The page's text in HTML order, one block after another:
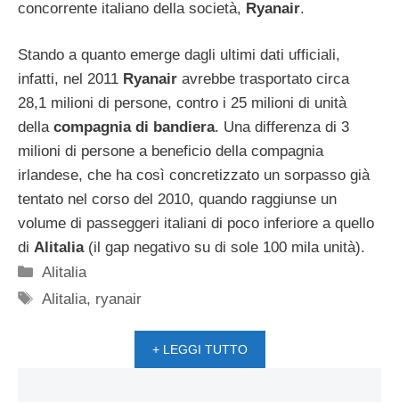
concorrente italiano della società, Ryanair.
Stando a quanto emerge dagli ultimi dati ufficiali,
infatti, nel 2011 Ryanair avrebbe trasportato circa
28,1 milioni di persone, contro i 25 milioni di unità
della compagnia di bandiera. Una differenza di 3
milioni di persone a beneficio della compagnia
irlandese, che ha così concretizzato un sorpasso già
tentato nel corso del 2010, quando raggiunse un
volume di passeggeri italiani di poco inferiore a quello
di Alitalia(il gap negativo su di sole 100 mila unità).
Categorie
Alitalia
Tag
Alitalia, ryanair
+ LEGGI TUTTO